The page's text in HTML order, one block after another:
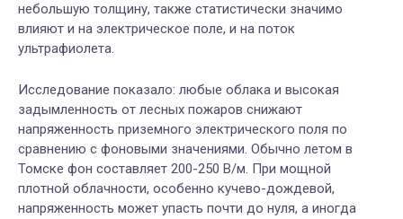
небольшую толщину, также статистически значимо
влияют и на электрическое поле, и на поток
ультрафиолета.
Исследование показало: любые облака и высокая
задымленность от лесных пожаров снижают
напряженность приземного электрического поля по
сравнению с фоновыми значениями. Обычно летом в
Томске фон составляет 200-250 В/м. При мощной
плотной облачности, особенно кучево-дождевой,
напряженность может упасть почти до нуля, а иногда